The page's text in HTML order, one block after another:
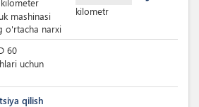
kilometer
mashinasi
o'rtacha narxi
kilometr
60
uchun
qilish